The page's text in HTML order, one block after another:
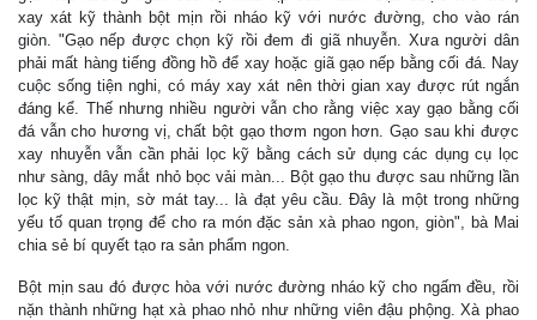
xay xát kỹ thành bột mịn rồi nháo kỹ với nước đường, cho vào rán
giòn. "Gạo nếp được chọn kỹ rồi đem đi giã nhuyễn. Xưa người dân
phải mất hàng tiếng đồng hồ để xay hoặc giã gạo nếp bằng cối đá. Nay
cuộc sống tiện nghi, có máy xay xát nên thời gian xay được rút ngắn
đáng kể. Thế nhưng nhiều người vẫn cho rằng việc xay gạo bằng cối
đá vẫn cho hương vị, chất bột gạo thơm ngon hơn. Gạo sau khi được
xay nhuyễn vẫn cần phải lọc kỹ bằng cách sử dụng các dụng cụ lọc
như sàng, dây mắt nhỏ bọc vải màn... Bột gạo thu được sau những lần
lọc kỹ thật mịn, sờ mát tay... là đạt yêu cầu. Đây là một trong những
yếu tố quan trọng để cho ra món đặc sản xà phao ngon, giòn", bà Mai
chia sẻ bí quyết tạo ra sản phẩm ngon.
Bột mịn sau đó được hòa với nước đường nháo kỹ cho ngấm đều, rồi
nặn thành những hạt xà phao nhỏ như những viên đậu phộng. Xà phao